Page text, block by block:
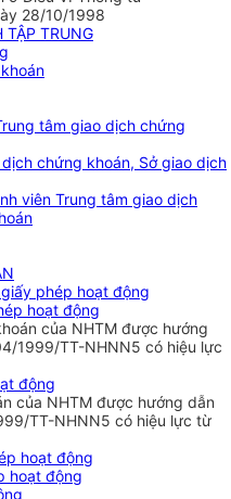
28/10/1998
TRUNG
tâm giao dịch chứng
chứng khoán, Sở giao dịch
viên Trung tâm giao dịch
phép hoạt động
hoạt động
của NHTM được hướng
1999/TT-NHNN5 có hiệu lực
động
của NHTM được hướng dẫn
TT-NHNN5 có hiệu lực từ
hoạt động
hoạt động